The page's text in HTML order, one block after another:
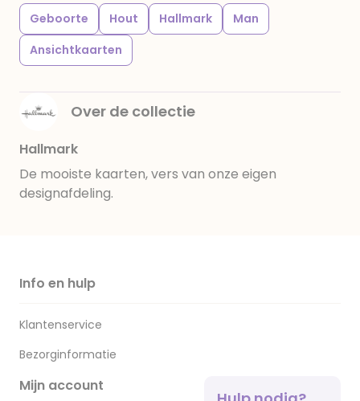
Geboorte Hout Hallmark
Man
Ansichtkaarten
Over de collectie
Hallmark
De mooiste kaarten, vers van onze eigen
designafdeling.
Info en hulp
Klantenservice
Bezorginformatie
Mijn account